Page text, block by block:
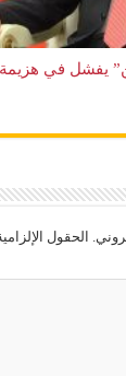
يفشل في هزيمة
الحقول